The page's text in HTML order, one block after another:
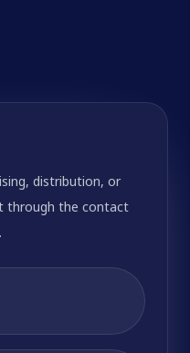
distribution, or
through the contact